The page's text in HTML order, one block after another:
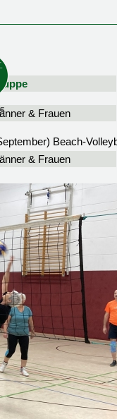
& Frauen
Beach-
& Frauen